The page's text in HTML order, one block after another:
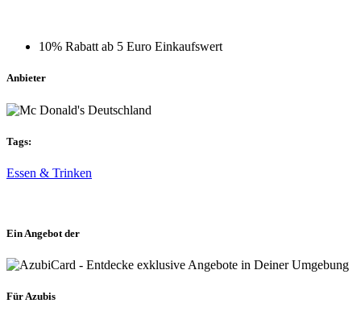
10% Rabatt ab 5 Euro Einkaufswert
Anbieter
Tags:
Essen & Trinken
Ein Angebot der
Für Azubis